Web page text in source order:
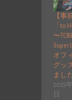
【事
「to
〜
Super
オフ
グッ
まし
2025
日